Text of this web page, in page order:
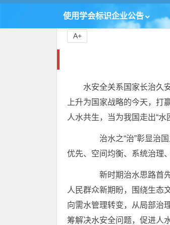
使用学会标识企业公告
首页 培训 环境时评 论坛
A+
水安全关系国家长治久
上升为国家战略的今天，
人水共生，当为我国走出“水
治水之“治”彰显治国
优先、空间均衡、系统治理
新时期治水思路首先
人民群众新期盼，围绕生态
向需水管理转变，从局部治
筹解决水安全问题，促进人